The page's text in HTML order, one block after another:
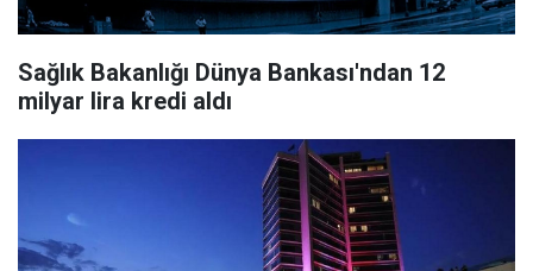
Sağlık Bakanlığı Dünya Bankası'ndan 12
milyar lira kredi aldı